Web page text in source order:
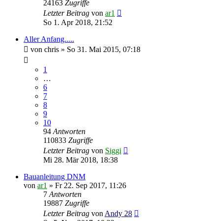
24163 Zugriffe
Letzter Beitrag von ar1
So 1. Apr 2018, 21:52
Aller Anfang.....
von chris » So 31. Mai 2015, 07:18
1
…
6
7
8
9
10
94 Antworten
110833 Zugriffe
Letzter Beitrag von Siggi
Mi 28. Mär 2018, 18:38
Bauanleitung DNM
von ar1 » Fr 22. Sep 2017, 11:26
7 Antworten
19887 Zugriffe
Letzter Beitrag von Andy 28